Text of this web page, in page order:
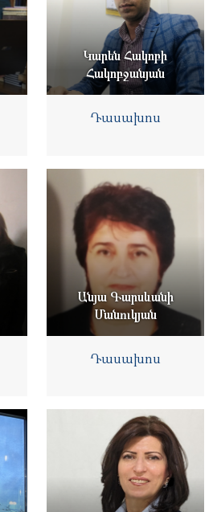
Կարեն Հակոբի
Հակոբջանյան
Դասախոս
Անյա Գարսևանի
Մանուկյան
Դասախոս